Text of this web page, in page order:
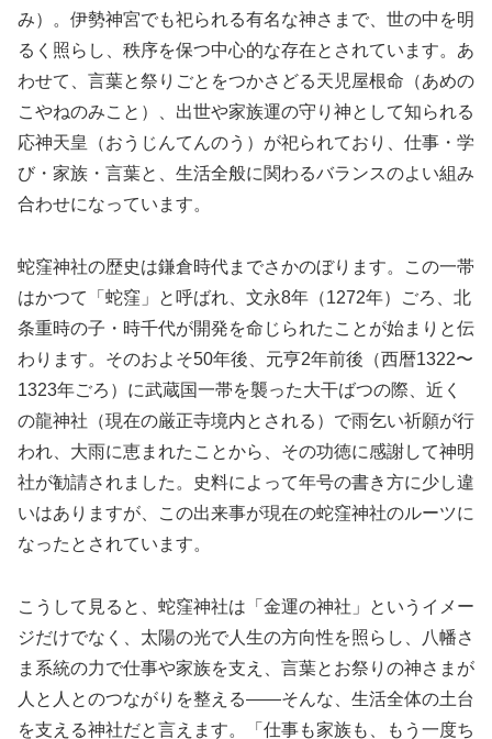
み）。伊勢神宮でも祀られる有名な神さまで、世の中を明
るく照らし、秩序を保つ中心的な存在とされています。あ
わせて、言葉と祭りごとをつかさどる天児屋根命（あめの
こやねのみこと）、出世や家族運の守り神として知られる
応神天皇（おうじんてんのう）が祀られており、仕事・学
び・家族・言葉と、生活全般に関わるバランスのよい組み
合わせになっています。
蛇窪神社の歴史は鎌倉時代までさかのぼります。この一帯
はかつて「蛇窪」と呼ばれ、文永8年（1272年）ごろ、北
条重時の子・時千代が開発を命じられたことが始まりと伝
わります。そのおよそ50年後、元亨2年前後（西暦1322〜
1323年ごろ）に武蔵国一帯を襲った大干ばつの際、近く
の龍神社（現在の厳正寺境内とされる）で雨乞い祈願が行
われ、大雨に恵まれたことから、その功徳に感謝して神明
社が勧請されました。史料によって年号の書き方に少し違
いはありますが、この出来事が現在の蛇窪神社のルーツに
なったとされています。
こうして見ると、蛇窪神社は「金運の神社」というイメー
ジだけでなく、太陽の光で人生の方向性を照らし、八幡さ
ま系統の力で仕事や家族を支え、言葉とお祭りの神さまが
人と人とのつながりを整える――そんな、生活全体の土台
を支える神社だと言えます。「仕事も家族も、もう一度ち